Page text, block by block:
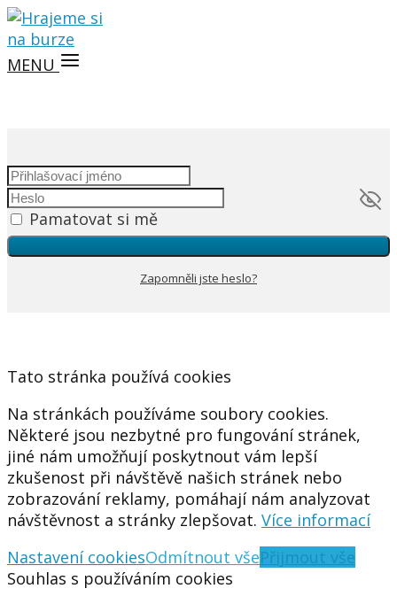
MENU
Pamatovat si mě
Zapomněli jste heslo?
Tato stránka používá cookies
Na stránkách používáme soubory cookies.
Některé jsou nezbytné pro fungování stránek,
jiné nám umožňují poskytnout vám lepší
zkušenost při návštěvě našich stránek nebo
zobrazování reklamy, pomáhají nám analyzovat
návštěvnost a stránky zlepšovat. Více informací
Nastavení cookiesOdmítnout všePřijmout vše
Souhlas s používáním cookies